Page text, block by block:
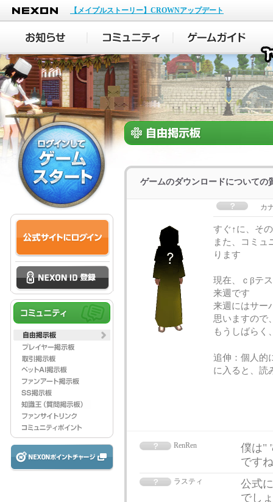
NEXON
【メイプルストーリー】CROWNアップデート
ゲームのダウンロードについての
カ
すぐ↑に、そ
また、コミュ
ります
現在、ｃβテ
来週です
来週にはサー
思いますので
もうしばらく
追伸：個人的
に入ると、読
RenRen
僕は"
です
ラスティ
公式
でし